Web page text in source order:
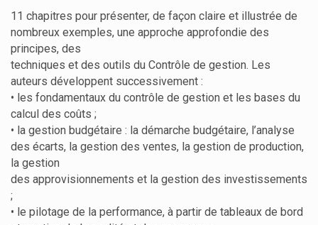
11 chapitres pour présenter, de façon claire et illustrée de
nombreux exemples, une approche approfondie des
principes, des
techniques et des outils du Contrôle de gestion. Les
auteurs développent successivement :
• les fondamentaux du contrôle de gestion et les bases du
calcul des coûts ;
• la gestion budgétaire : la démarche budgétaire, l’analyse
des écarts, la gestion des ventes, la gestion de production,
la gestion
des approvisionnements et la gestion des investissements
;
• le pilotage de la performance, à partir de tableaux de bord